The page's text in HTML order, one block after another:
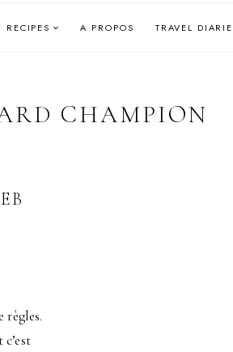
RECIPES A PROPOS TRAVEL
CHAMPION
règles.